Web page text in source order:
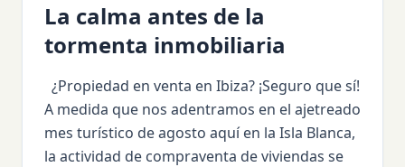
La calma antes de la
tormenta inmobiliaria
¿Propiedad en venta en Ibiza? ¡Seguro que sí!
A medida que nos adentramos en el ajetreado
mes turístico de agosto aquí en la Isla Blanca,
la actividad de compraventa de viviendas se